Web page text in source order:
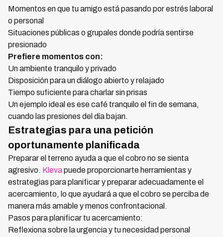
Momentos en que tu amigo está pasando por estrés laboral
o personal
Situaciones públicas o grupales donde podría sentirse
presionado
Prefiere momentos con:
Un ambiente tranquilo y privado
Disposición para un diálogo abierto y relajado
Tiempo suficiente para charlar sin prisas
Un ejemplo ideal es ese café tranquilo el fin de semana,
cuando las presiones del día bajan.
Estrategias para una petición
oportunamente planificada
Preparar el terreno ayuda a que el cobro no se sienta
agresivo. Klevapuede proporcionarte herramientas y
estrategias para planificar y preparar adecuadamente el
acercamiento, lo que ayudará a que el cobro se perciba de
manera más amable y menos confrontacional.
Pasos para planificar tu acercamiento:
Reflexiona sobre la urgencia y tu necesidad personal